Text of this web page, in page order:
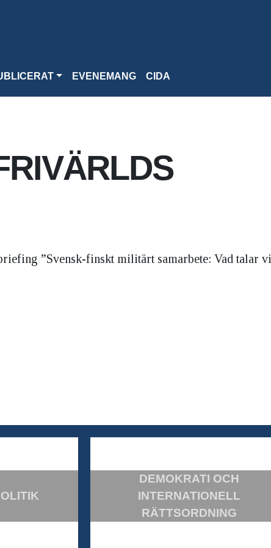
EVENEMANG CIDA
”Svensk-finskt militärt samarbete: Vad talar vi
DEMOKRATI OCH
INTERNATIONELL
RÄTTSORDNING